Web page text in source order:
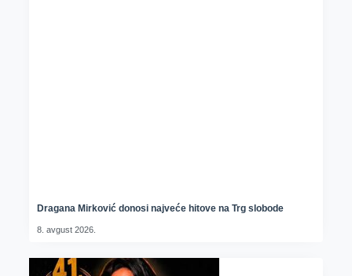
Dragana Mirković donosi najveće hitove na Trg slobode
8. avgust 2026.